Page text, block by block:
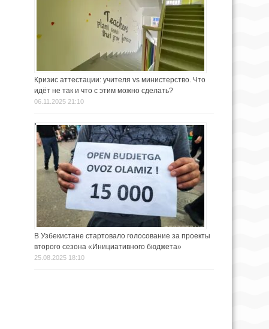
Кризис аттестации: учителя vs министерство. Что
идёт не так и что с этим можно сделать?
06.11.2025 21:10
В Узбекистане стартовало голосование за проекты
второго сезона «Инициативного бюджета»
25.08.2025 18:10